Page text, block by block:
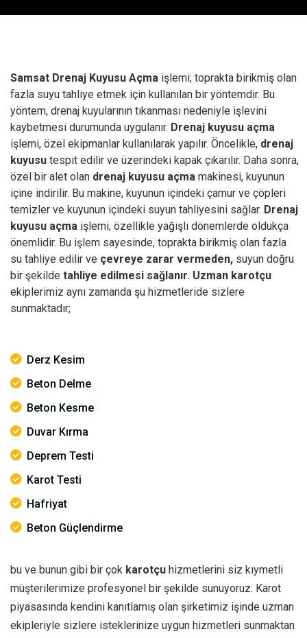
Samsat Drenaj Kuyusu Açma işlemi; toprakta birikmiş olan
fazla suyu tahliye etmek için kullanılan bir yöntemdir. Bu
yöntem, drenaj kuyularının tıkanması nedeniyle işlevini
kaybetmesi durumunda uygulanır. Drenaj kuyusu açma
işlemi, özel ekipmanlar kullanılarak yapılır. Öncelikle, drenaj
kuyusu tespit edilir ve üzerindeki kapak çıkarılır. Daha sonra,
özel bir alet olan drenaj kuyusu açma makinesi, kuyunun
içine indirilir. Bu makine, kuyunun içindeki çamur ve çöpleri
temizler ve kuyunun içindeki suyun tahliyesini sağlar. Drenaj
kuyusu açma işlemi, özellikle yağışlı dönemlerde oldukça
önemlidir. Bu işlem sayesinde, toprakta birikmiş olan fazla
su tahliye edilir ve çevreye zarar vermeden, suyun doğru
bir şekilde tahliye edilmesi sağlanır. Uzman karotçu
ekiplerimiz aynı zamanda şu hizmetleride sizlere
sunmaktadır;
Derz Kesim
Beton Delme
Beton Kesme
Duvar Kırma
Deprem Testi
Karot Testi
Hafriyat
Beton Güçlendirme
bu ve bunun gibi bir çok karotçu hizmetlerini siz kıymetli
müşterilerimize profesyonel bir şekilde sunuyoruz. Karot
piyasasında kendini kanıtlamış olan şirketimiz işinde uzman
ekipleriyle sizlere isteklerinize uygun hizmetleri sunmaktan